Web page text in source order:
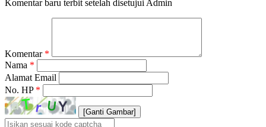
Komentar baru terbit setelah disetujui Admin
Komentar *
Nama *
Alamat Email
No. HP *
[Ganti Gambar]